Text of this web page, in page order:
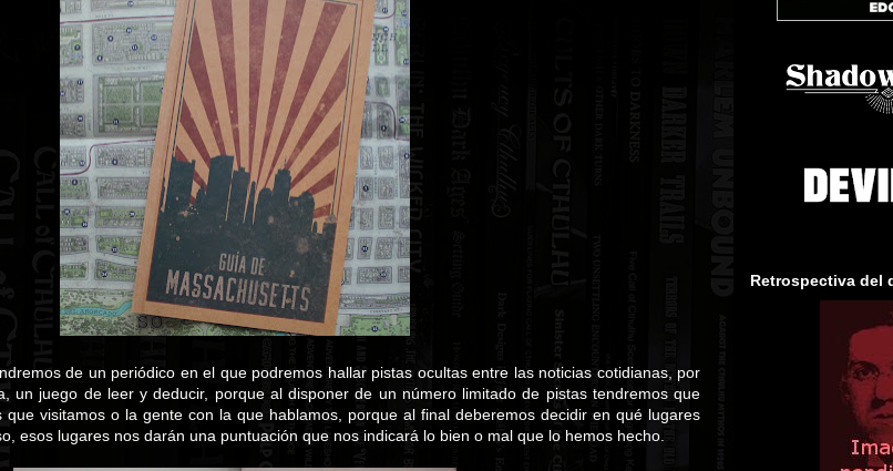
de un periódico en el que podremos hallar pistas ocultas entre las noticias cotidianas, por
un juego de leer y deducir, porque al disponer de un número limitado de pistas tendremos que
visitamos o la gente con la que hablamos, porque al final deberemos decidir en qué lugares
esos lugares nos darán una puntuación que nos indicará lo bien o mal que lo hemos hecho.
Retrospectiva del